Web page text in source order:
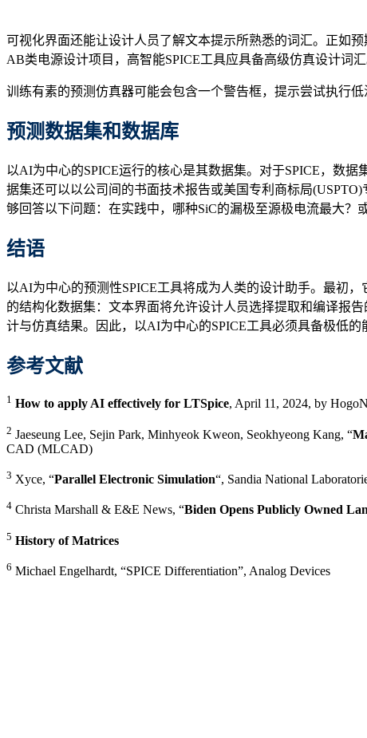
可视化界面还能让设计人员了解文本提示所熟悉的词汇。正如
AB类电源设计项目，高智能SPICE工具应具备高级仿真设计词
训练有素的预测仿真器可能会包含一个警告框，提示尝试执行低
预测数据集和数据库
以AI为中心的SPICE运行的核心是其数据集。对于SPICE，数
据集还可以以公司间的书面技术报告或美国专利商标局
够回答以下问题：在实践中，哪种SiC的漏极至源极电流最大？
结语
以AI为中心的预测性SPICE工具将成为人类的设计助手。最初
的结构化数据集：文本界面将允许设计人员选择提取和编译报
计与仿真结果。因此，以AI为中心的SPICE工具必须具备极低
参考文献
1 How to apply AI effectively for LTSpice, April 11, 2024, by
2 Jaeseung Lee, Sejin Park, Minhyeok Kweon, Seokhyeong Kang, “
CAD (MLCAD)
3 Xyce, “Parallel Electronic Simulation“, Sandia National
4 Christa Marshall & E&E News, “Biden Opens Publicly Owned
5 History of Matrices
6 Michael Engelhardt, “SPICE Differentiation”, Analog Devices